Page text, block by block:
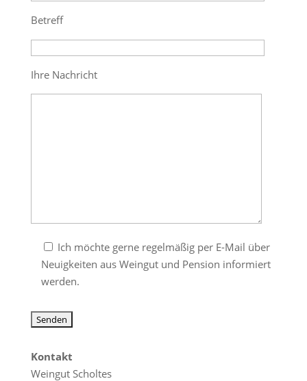
Betreff
Ihre Nachricht
Ich möchte gerne regelmäßig per E-Mail über
Neuigkeiten aus Weingut und Pension informiert
werden.
Kontakt
Weingut Scholtes